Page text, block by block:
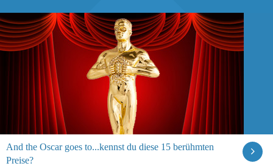
And the Oscar goes to...kennst du diese 15 berühmten
Preise?